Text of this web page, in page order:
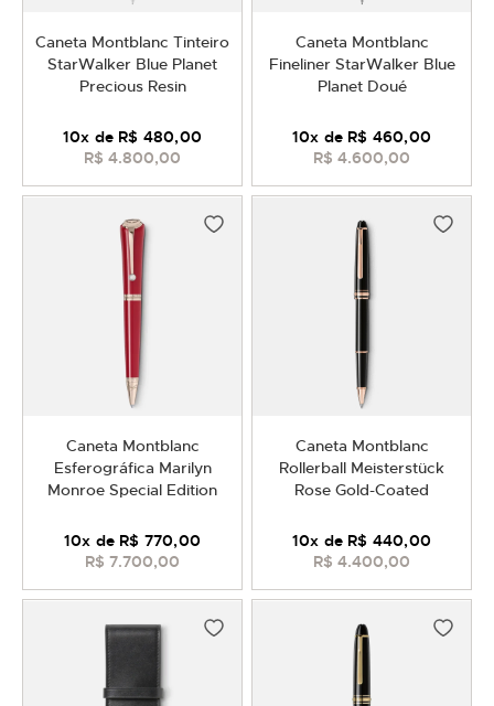
Caneta Montblanc Tinteiro
StarWalker Blue Planet
Precious Resin
R$ 4.800,00
10x de R$ 480,00
Caneta Montblanc
Fineliner StarWalker Blue
Planet Doué
R$ 4.600,00
10x de R$ 460,00
Caneta Montblanc
Esferográfica Marilyn
Monroe Special Edition
R$ 7.700,00
10x de R$ 770,00
Caneta Montblanc
Rollerball Meisterstück
Rose Gold-Coated
R$ 4.400,00
10x de R$ 440,00